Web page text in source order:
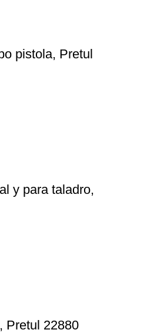
pistola, Pretul
y para taladro,
Pretul 22880